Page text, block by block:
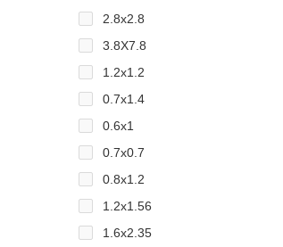
2.8x2.8
3.8Х7.8
1.2x1.2
0.7x1.4
0.6x1
0.7x0.7
0.8x1.2
1.2х1.56
1.6х2.35